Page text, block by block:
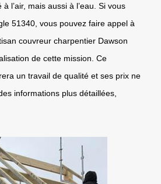
l’air, mais aussi à l’eau. Si vous
51340, vous pouvez faire appel à
couvreur charpentier Dawson
de cette mission. Ce
un travail de qualité et ses prix ne
informations plus détaillées,